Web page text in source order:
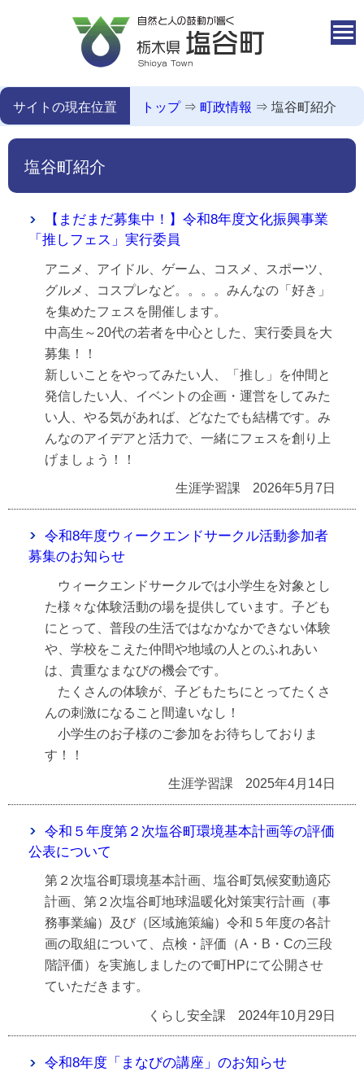
サイトの現在位置 トップ⇒ 町政情報 ⇒ 塩谷町紹介
塩谷町紹介
【まだまだ募集中！】令和8年度文化振興事業
「推しフェス」実行委員
アニメ、アイドル、ゲーム、コスメ、スポーツ、
グルメ、コスプレなど。。。。みんなの「好き」
を集めたフェスを開催します。
中高生～20代の若者を中心とした、実行委員を大
募集！！
新しいことをやってみたい人、「推し」を仲間と
発信したい人、イベントの企画・運営をしてみた
い人、やる気があれば、どなたでも結構です。み
んなのアイデアと活力で、一緒にフェスを創り上
げましょう！！
生涯学習課 2026年5月7日
令和8年度ウィークエンドサークル活動参加者
募集のお知らせ
ウィークエンドサークルでは小学生を対象とし
た様々な体験活動の場を提供しています。子ども
にとって、普段の生活ではなかなかできない体験
や、学校をこえた仲間や地域の人とのふれあい
は、貴重なまなびの機会です。
たくさんの体験が、子どもたちにとってたくさ
んの刺激になること間違いなし！
小学生のお子様のご参加をお待ちしておりま
す！！
生涯学習課 2025年4月14日
令和５年度第２次塩谷町環境基本計画等の評価
公表について
第２次塩谷町環境基本計画、塩谷町気候変動適応
計画、第２次塩谷町地球温暖化対策実行計画（事
務事業編）及び（区域施策編）令和５年度の各計
画の取組について、点検・評価（A・B・Cの三段
階評価）を実施しましたので町HPにて公開させ
ていただきます。
くらし安全課 2024年10月29日
令和8年度「まなびの講座」のお知らせ